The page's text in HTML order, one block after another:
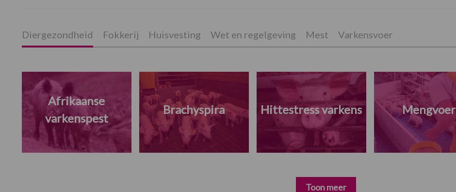
Diergezondheid Fokkerij Huisvesting Wet en regelgeving Mest Varkensvoer
Afrikaanse
varkenspest
Brachyspira Hittestress varkens Mengvoer
Toon meer